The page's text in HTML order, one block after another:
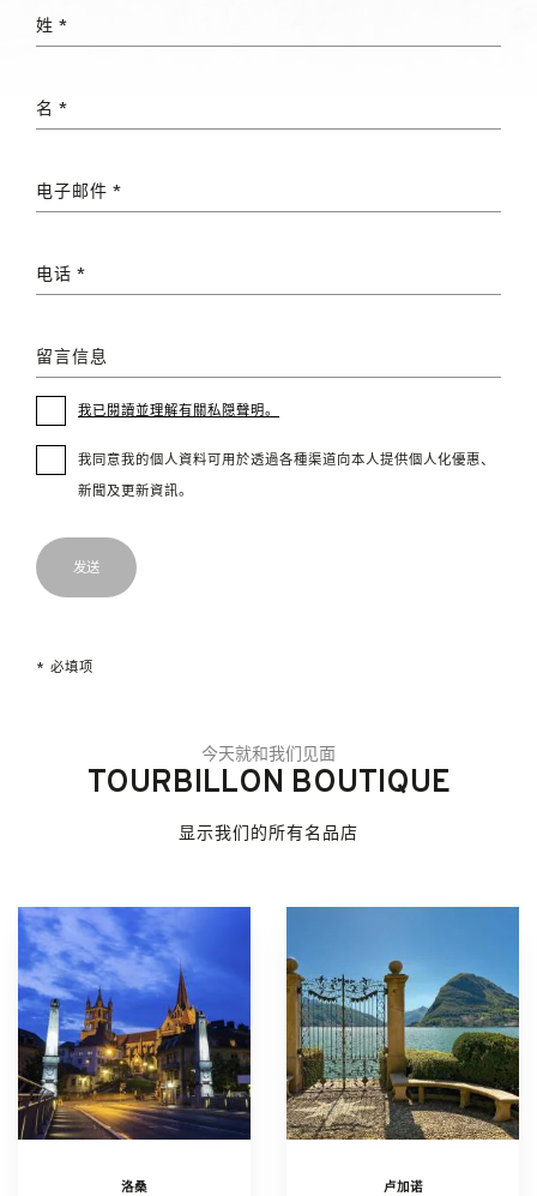
姓 *
名 *
电子邮件 *
电话 *
留言信息
我已閱讀並理解有關私隠聲明。
我同意我的個人資料可用於透過各種渠道向本人提供個人化優惠、
新聞及更新資訊。
* 必填项
今天就和我们见面
TOURBILLON BOUTIQUE
显示我们的所有名品店
洛桑 卢加诺